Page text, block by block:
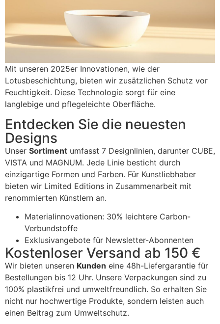
Mit unseren 2025er Innovationen, wie der
Lotusbeschichtung, bieten wir zusätzlichen Schutz vor
Feuchtigkeit. Diese Technologie sorgt für eine
langlebige und pflegeleichte Oberfläche.
Entdecken Sie die neuesten
Designs
Unser Sortiment umfasst 7 Designlinien, darunter CUBE,
VISTA und MAGNUM. Jede Linie besticht durch
einzigartige Formen und Farben. Für Kunstliebhaber
bieten wir Limited Editions in Zusammenarbeit mit
renommierten Künstlern an.
Materialinnovationen: 30% leichtere Carbon-
Verbundstoffe
Exklusivangebote für Newsletter-Abonnenten
Kostenloser Versand ab 150 €
Wir bieten unseren Kunden eine 48h-Liefergarantie für
Bestellungen bis 12 Uhr. Unsere Verpackungen sind zu
100% plastikfrei und umweltfreundlich. So erhalten Sie
nicht nur hochwertige Produkte, sondern leisten auch
einen Beitrag zum Umweltschutz.